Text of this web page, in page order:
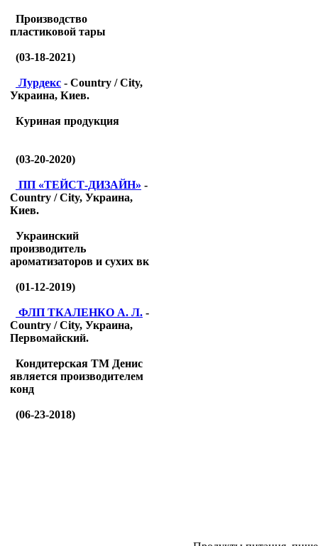
Производство
пластиковой тары
(03-18-2021)
Лурдекс - Country / City,
Украина, Киев.
Куриная продукция
(03-20-2020)
ПП «ТЕЙСТ-ДИЗАЙН» -
Country / City, Украина,
Киев.
Украинский
производитель
ароматизаторов и сухих вк
(01-12-2019)
ФЛП ТКАЛЕНКО А. Л. -
Country / City, Украина,
Первомайский.
Кондитерская ТМ Денис
является производителем
конд
(06-23-2018)